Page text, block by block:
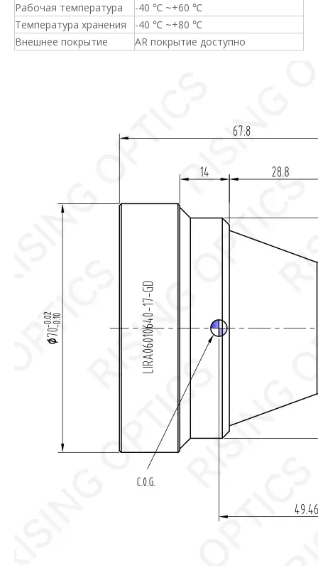
Рабочая температура
-40 ℃ ~+60 ℃
Температура хранения
-40 ℃ ~+80 ℃
Внешнее покрытие
AR покрытие доступно